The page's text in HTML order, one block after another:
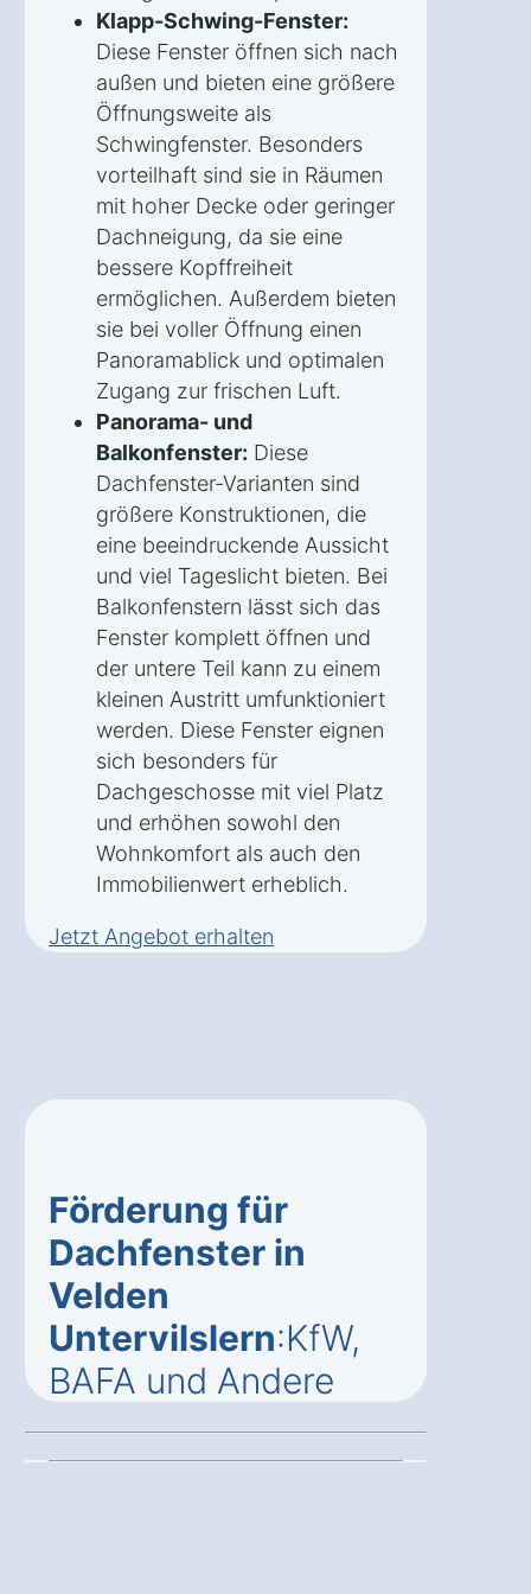
Klapp-Schwing-Fenster:
Diese Fenster öffnen sich nach
außen und bieten eine größere
Öffnungsweite als
Schwingfenster. Besonders
vorteilhaft sind sie in Räumen
mit hoher Decke oder geringer
Dachneigung, da sie eine
bessere Kopffreiheit
ermöglichen. Außerdem bieten
sie bei voller Öffnung einen
Panoramablick und optimalen
Zugang zur frischen Luft.
Panorama- und
Balkonfenster: Diese
Dachfenster-Varianten sind
größere Konstruktionen, die
eine beeindruckende Aussicht
und viel Tageslicht bieten. Bei
Balkonfenstern lässt sich das
Fenster komplett öffnen und
der untere Teil kann zu einem
kleinen Austritt umfunktioniert
werden. Diese Fenster eignen
sich besonders für
Dachgeschosse mit viel Platz
und erhöhen sowohl den
Wohnkomfort als auch den
Immobilienwert erheblich.
Jetzt Angebot erhalten
Förderung für
Dachfenster in
Velden
Untervilslern:KfW,
BAFA und Andere